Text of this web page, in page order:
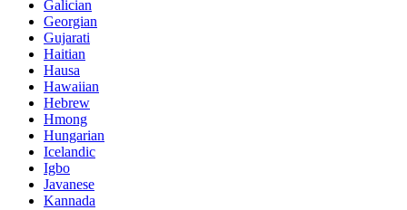
Galician
Georgian
Gujarati
Haitian
Hausa
Hawaiian
Hebrew
Hmong
Hungarian
Icelandic
Igbo
Javanese
Kannada